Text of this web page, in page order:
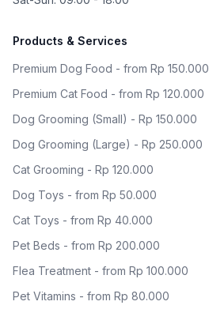
Products & Services
Premium Dog Food - from Rp 150.000
Premium Cat Food - from Rp 120.000
Dog Grooming (Small) - Rp 150.000
Dog Grooming (Large) - Rp 250.000
Cat Grooming - Rp 120.000
Dog Toys - from Rp 50.000
Cat Toys - from Rp 40.000
Pet Beds - from Rp 200.000
Flea Treatment - from Rp 100.000
Pet Vitamins - from Rp 80.000